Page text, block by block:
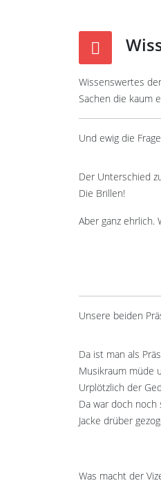
Wissenswertes
Sachen die kaum
Und ewig die
Der Unterschied
Die Brillen!
Aber ganz ehrlich.
Unsere beiden
Da ist man als
Musikraum müde
Urplötzlich der
Da war doch
Jacke drüber
Was macht der